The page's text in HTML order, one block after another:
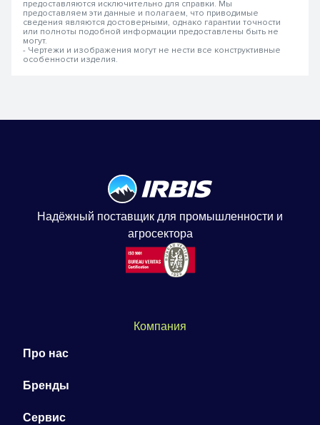
предоставляются исключительно для справки. Мы
предоставляем эти данные и полагаем, что приводимые
сведения являются достоверными, однако гарантии точности
или полноты подобной информации предоставлены быть не
могут.
- Чертежи и изображения могут не нести все конструктивные
особенности изделия.
Надёжный поставщик для промышленности и
агросектора
Компания
Про нас
Бренды
Сервис